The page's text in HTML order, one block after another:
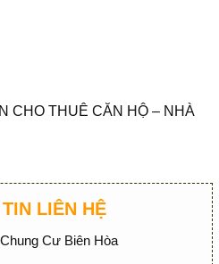
CHO THUÊ CĂN HỘ – NHÀ
LIÊN HỆ
Chung Cư Biên Hòa